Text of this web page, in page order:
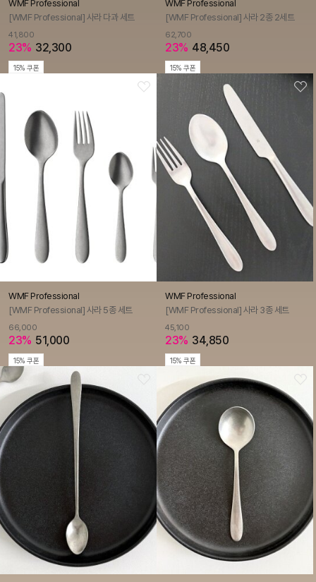
WMF Professional
[WMF Professional] 사라 다과 세트
41,800
23% 32,300
15% 쿠폰
WMF Professional
[WMF Professional] 사라 2종 2세트
62,700
23% 48,450
15% 쿠폰
WMF Professional
[WMF Professional] 사라 5종 세트
66,000
23% 51,000
15% 쿠폰
WMF Professional
[WMF Professional] 사라 3종 세트
45,100
23% 34,850
15% 쿠폰